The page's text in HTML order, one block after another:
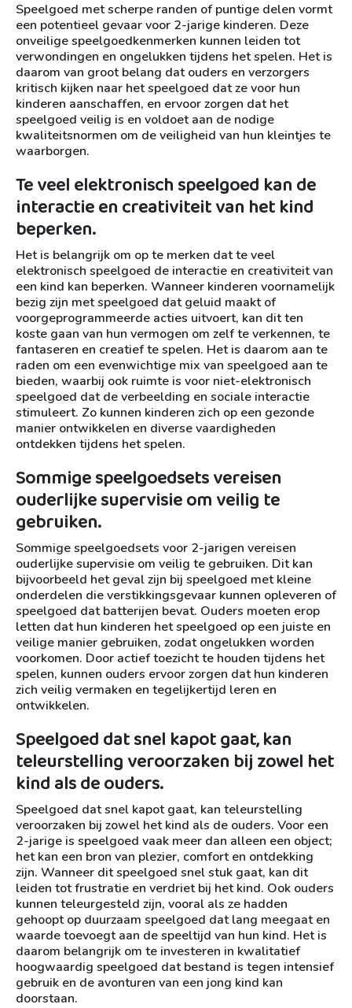
Speelgoed met scherpe randen of puntige delen vormt
een potentieel gevaar voor 2-jarige kinderen. Deze
onveilige speelgoedkenmerken kunnen leiden tot
verwondingen en ongelukken tijdens het spelen. Het is
daarom van groot belang dat ouders en verzorgers
kritisch kijken naar het speelgoed dat ze voor hun
kinderen aanschaffen, en ervoor zorgen dat het
speelgoed veilig is en voldoet aan de nodige
kwaliteitsnormen om de veiligheid van hun kleintjes te
waarborgen.
Te veel elektronisch speelgoed kan de
interactie en creativiteit van het kind
beperken.
Het is belangrijk om op te merken dat te veel
elektronisch speelgoed de interactie en creativiteit van
een kind kan beperken. Wanneer kinderen voornamelijk
bezig zijn met speelgoed dat geluid maakt of
voorgeprogrammeerde acties uitvoert, kan dit ten
koste gaan van hun vermogen om zelf te verkennen, te
fantaseren en creatief te spelen. Het is daarom aan te
raden om een evenwichtige mix van speelgoed aan te
bieden, waarbij ook ruimte is voor niet-elektronisch
speelgoed dat de verbeelding en sociale interactie
stimuleert. Zo kunnen kinderen zich op een gezonde
manier ontwikkelen en diverse vaardigheden
ontdekken tijdens het spelen.
Sommige speelgoedsets vereisen
ouderlijke supervisie om veilig te
gebruiken.
Sommige speelgoedsets voor 2-jarigen vereisen
ouderlijke supervisie om veilig te gebruiken. Dit kan
bijvoorbeeld het geval zijn bij speelgoed met kleine
onderdelen die verstikkingsgevaar kunnen opleveren of
speelgoed dat batterijen bevat. Ouders moeten erop
letten dat hun kinderen het speelgoed op een juiste en
veilige manier gebruiken, zodat ongelukken worden
voorkomen. Door actief toezicht te houden tijdens het
spelen, kunnen ouders ervoor zorgen dat hun kinderen
zich veilig vermaken en tegelijkertijd leren en
ontwikkelen.
Speelgoed dat snel kapot gaat, kan
teleurstelling veroorzaken bij zowel het
kind als de ouders.
Speelgoed dat snel kapot gaat, kan teleurstelling
veroorzaken bij zowel het kind als de ouders. Voor een
2-jarige is speelgoed vaak meer dan alleen een object;
het kan een bron van plezier, comfort en ontdekking
zijn. Wanneer dit speelgoed snel stuk gaat, kan dit
leiden tot frustratie en verdriet bij het kind. Ook ouders
kunnen teleurgesteld zijn, vooral als ze hadden
gehoopt op duurzaam speelgoed dat lang meegaat en
waarde toevoegt aan de speeltijd van hun kind. Het is
daarom belangrijk om te investeren in kwalitatief
hoogwaardig speelgoed dat bestand is tegen intensief
gebruik en de avonturen van een jong kind kan
doorstaan.